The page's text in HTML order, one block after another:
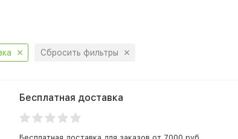
Сбросить фильтры
Бесплатная доставка